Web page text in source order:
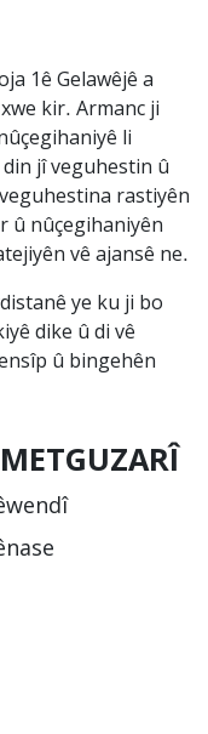
1ê Gelawêjê a
kir. Armanc ji
li
jî veguhestin û
rastiyên
û nûçegihaniyên
vê ajansê ne.
ye ku ji bo
dike û di vê
û bingehên